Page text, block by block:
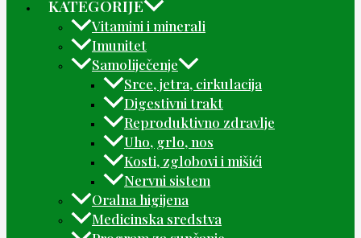
KATEGORIJE
Vitamini i minerali
Imunitet
Samoliječenje
Srce, jetra, cirkulacija
Digestivni trakt
Reproduktivno zdravlje
Uho, grlo, nos
Kosti, zglobovi i mišići
Nervni sistem
Oralna higijena
Medicinska sredstva